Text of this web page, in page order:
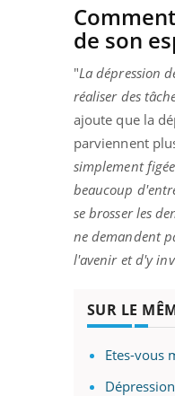
de son
"La dépression
réaliser des
ajoute que la
parviennent
simplement
beaucoup
se brosser les
ne demandent
l'avenir et d'y
SUR LE
Etes-vous
Eczéma Chronique des
expliquer ma maladie
Il y a des sujets qui sont
d'autres non ! D'un côté,